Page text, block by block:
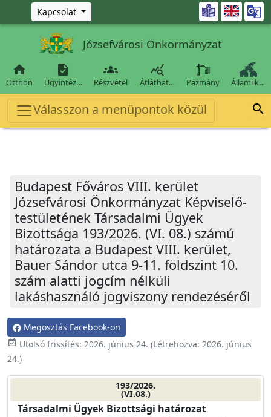
Ugrás a fő tartalomra
Kapcsolat 
Józsefvárosi Önkormányzat

Otthon

Ügyintéz…

Részvétel

Átláthat… Pázmány Állami k…
Válasszon a menüpontok közül 
Budapest Főváros VIII. kerület
Józsefvárosi Önkormányzat Képviselő-
testületének Társadalmi Ügyek
Bizottsága 193/2026. (VI. 08.) számú
határozata a Budapest VIII. kerület,
Bauer Sándor utca 9-11. földszint 10.
szám alatti jogcím nélküli
lakáshasználó jogviszony rendezéséről
Megosztás Facebook-on
event_available Utolsó frissítés: 2026. június 24. (Létrehozva: 2026. június
24.)
193/2026.
(VI.08.)
Társadalmi Ügyek Bizottsági határozat